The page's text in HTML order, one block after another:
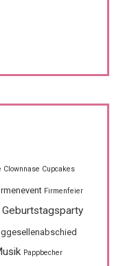
Clownnase Cupcakes
Firmenfeier
Geburtstagsparty
Pappbecher